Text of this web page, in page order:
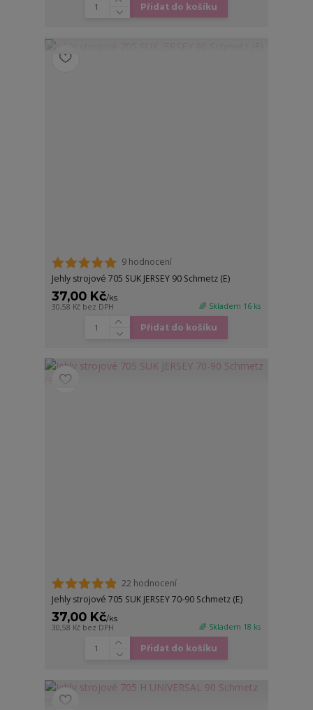
Přidat do košíku
9 hodnocení
Jehly strojové 705 SUK JERSEY 90 Schmetz (E)
37,00 Kč/ks
30,58 Kč bez DPH 🌈 Skladem 16 ks
Přidat do košíku
22 hodnocení
Jehly strojové 705 SUK JERSEY 70-90 Schmetz (E)
37,00 Kč/ks
30,58 Kč bez DPH 🌈 Skladem 18 ks
Přidat do košíku